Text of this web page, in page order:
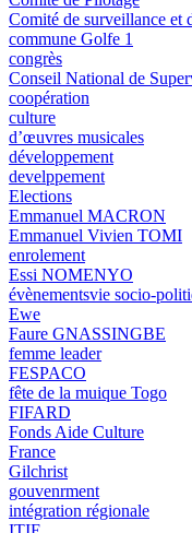
Comité de surveillance et
commune Golfe 1
congrès
Conseil National de
coopération
culture
d’œuvres musicales
développement
develppement
Elections
Emmanuel MACRON
Emmanuel Vivien TOMI
enrolement
Essi NOMENYO
évènementsvie socio-
Ewe
Faure GNASSINGBE
femme leader
FESPACO
fête de la muique Togo
FIFARD
Fonds Aide Culture
France
Gilchrist
gouvenrment
intégration régionale